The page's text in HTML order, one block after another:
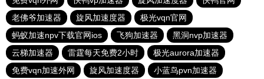
老佛爷加速器
旋风加速度器
极光vqn官网
蚂蚁加速npv下载官网ios
飞狗加速器
黑洞nvp加速器
云梯加速器
雷霆每天免费2小时
极光aurora加速器
免费vqn加速外网
旋风加速度器 小蓝鸟pvn加速器